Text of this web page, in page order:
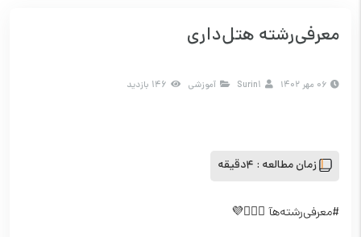
معرفی‌رشته‌ هتل‌داری
۰۶ مهر ۱۴۰۲ Surin1 آموزشی 146 بازدید
زمان مطالعه : 4دقیقه
#معرفی‌رشته‌هآ 💁🏻‍♀💜